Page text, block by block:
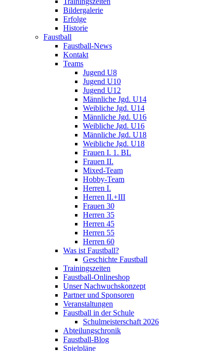
Bildergalerie
Erfolge
Historie
Faustball
Faustball-News
Kontakt
Teams
Jugend U8
Jugend U10
Jugend U12
Männliche Jgd. U14
Weibliche Jgd. U14
Männliche Jgd. U16
Weibliche Jgd. U16
Männliche Jgd. U18
Weibliche Jgd. U18
Frauen I. 1. BL
Frauen II.
Mixed-Team
Hobby-Team
Herren I.
Herren II.+III
Frauen 30
Herren 35
Herren 45
Herren 55
Herren 60
Was ist Faustball?
Geschichte Faustball
Trainingszeiten
Faustball-Onlineshop
Unser Nachwuchskonzept
Partner und Sponsoren
Veranstaltungen
Faustball in der Schule
Schulmeisterschaft 2026
Abteilungschronik
Faustball-Blog
Spielpläne